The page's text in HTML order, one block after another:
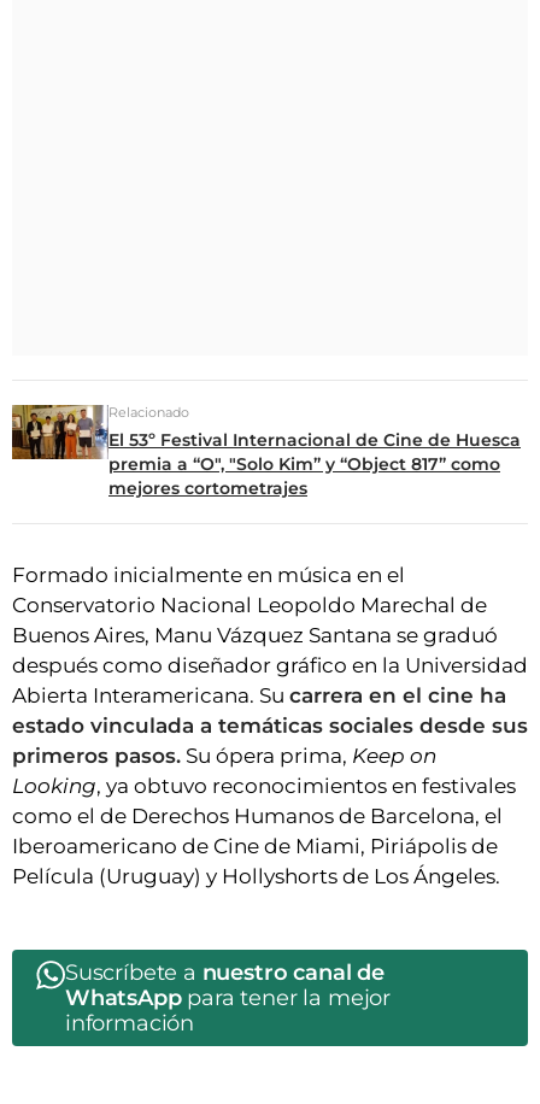
Relacionado
El 53º Festival Internacional de Cine de Huesca
premia a “O", "Solo Kim” y “Object 817” como
mejores cortometrajes
Formado inicialmente en música en el
Conservatorio Nacional Leopoldo Marechal de
Buenos Aires, Manu Vázquez Santana se graduó
después como diseñador gráfico en la Universidad
Abierta Interamericana. Su carrera en el cine ha
estado vinculada a temáticas sociales desde sus
primeros pasos. Su ópera prima, Keep on
Looking, ya obtuvo reconocimientos en festivales
como el de Derechos Humanos de Barcelona, el
Iberoamericano de Cine de Miami, Piriápolis de
Película (Uruguay) y Hollyshorts de Los Ángeles.
Suscríbete a nuestro canal de
WhatsApppara tener la mejor
información